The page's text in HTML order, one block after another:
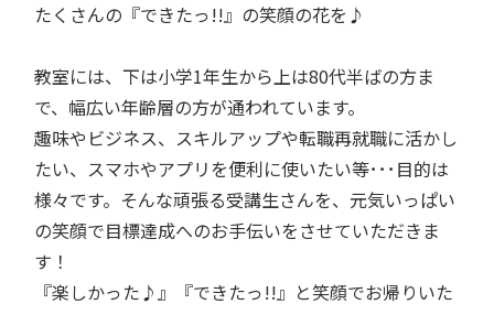
たくさんの『できたっ!!』の笑顔の花を♪
教室には、下は小学1年生から上は80代半ばの方ま
で、幅広い年齢層の方が通われています。
趣味やビジネス、スキルアップや転職再就職に活かし
たい、スマホやアプリを便利に使いたい等･･･目的は
様々です。そんな頑張る受講生さんを、元気いっぱい
の笑顔で目標達成へのお手伝いをさせていただきま
す！
『楽しかった♪』『できたっ!!』と笑顔でお帰りいた